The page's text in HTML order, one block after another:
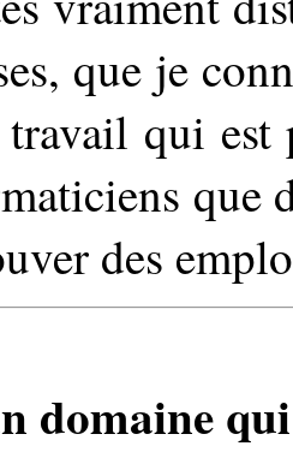
que je
qui est
que
des
domaine